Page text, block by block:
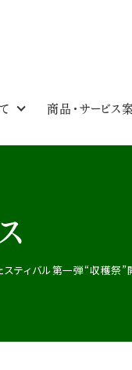
商品・サービス
スティバル第一弾“収穫祭